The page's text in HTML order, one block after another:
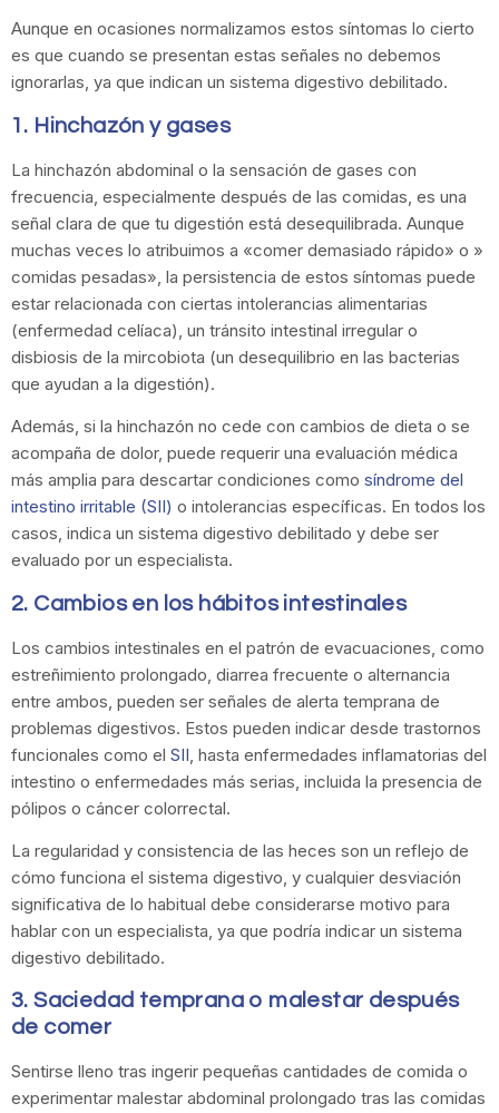
Aunque en ocasiones normalizamos estos síntomas lo cierto
es que cuando se presentan estas señales no debemos
ignorarlas, ya que indican un sistema digestivo debilitado.
1. Hinchazón y gases
La hinchazón abdominal o la sensación de gases con
frecuencia, especialmente después de las comidas, es una
señal clara de que tu digestión está desequilibrada. Aunque
muchas veces lo atribuimos a «comer demasiado rápido» o »
comidas pesadas», la persistencia de estos síntomas puede
estar relacionada con ciertas intolerancias alimentarias
(enfermedad celíaca), un tránsito intestinal irregular o
disbiosis de la mircobiota (un desequilibrio en las bacterias
que ayudan a la digestión).
Además, si la hinchazón no cede con cambios de dieta o se
acompaña de dolor, puede requerir una evaluación médica
más amplia para descartar condiciones como síndrome del
intestino irritable (SII) o intolerancias específicas. En todos los
casos, indica un sistema digestivo debilitado y debe ser
evaluado por un especialista.
2. Cambios en los hábitos intestinales
Los cambios intestinales en el patrón de evacuaciones, como
estreñimiento prolongado, diarrea frecuente o alternancia
entre ambos, pueden ser señales de alerta temprana de
problemas digestivos. Estos pueden indicar desde trastornos
funcionales como el SII , hasta enfermedades inflamatorias del
intestino o enfermedades más serias, incluida la presencia de
pólipos o cáncer colorrectal.
La regularidad y consistencia de las heces son un reflejo de
cómo funciona el sistema digestivo, y cualquier desviación
significativa de lo habitual debe considerarse motivo para
hablar con un especialista, ya que podría indicar un sistema
digestivo debilitado.
3. Saciedad temprana o malestar después
de comer
Sentirse lleno tras ingerir pequeñas cantidades de comida o
experimentar malestar abdominal prolongado tras las comidas